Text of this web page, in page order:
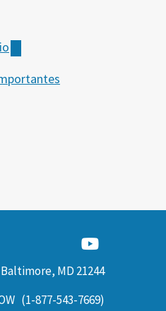
MD 21244
(1-877-543-7669)